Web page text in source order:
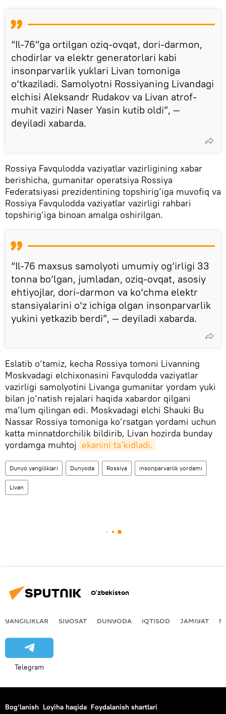
“Il-76"ga ortilgan oziq-ovqat, dori-darmon,
chodirlar va elektr generatorlari kabi
insonparvarlik yuklari Livan tomoniga
o‘tkaziladi. Samolyotni Rossiyaning Livandagi
elchisi Aleksandr Rudakov va Livan atrof-
muhit vaziri Naser Yasin kutib oldi”, —
deyiladi xabarda.
Rossiya Favqulodda vaziyatlar vazirligining xabar
berishicha, gumanitar operatsiya Rossiya
Federatsiyasi prezidentining topshirig‘iga muvofiq va
Rossiya Favqulodda vaziyatlar vazirligi rahbari
topshirig‘iga binoan amalga oshirilgan.
“Il-76 maxsus samolyoti umumiy og‘irligi 33
tonna bo‘lgan, jumladan, oziq-ovqat, asosiy
ehtiyojlar, dori-darmon va ko‘chma elektr
stansiyalarini o‘z ichiga olgan insonparvarlik
yukini yetkazib berdi”, — deyiladi xabarda.
Eslatib o‘tamiz, kecha Rossiya tomoni Livanning
Moskvadagi elchixonasini Favqulodda vaziyatlar
vazirligi samolyotini Livanga gumanitar yordam yuki
bilan jo‘natish rejalari haqida xabardor qilgani
ma’lum qilingan edi. Moskvadagi elchi Shauki Bu
Nassar Rossiya tomoniga ko‘rsatgan yordami uchun
katta minnatdorchilik bildirib, Livan hozirda bunday
yordamga muhtoj ekanini ta’kidladi.
Dunyo yangiliklari Dunyoda Rossiya insonparvarlik yordami
Livan
O‘zbekiston
YANGILIKLAR SIYOSAT DUNYODA IQTISOD JAMIYAT
Telegram
Bog‘lanish Loyiha haqida Foydalanish shartlari